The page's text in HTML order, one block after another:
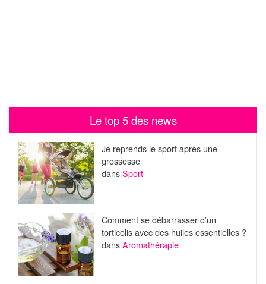
Le top 5 des news
Je reprends le sport après une
grossesse
dansSport
Comment se débarrasser d’un
torticolis avec des huiles essentielles ?
dansAromathérapie